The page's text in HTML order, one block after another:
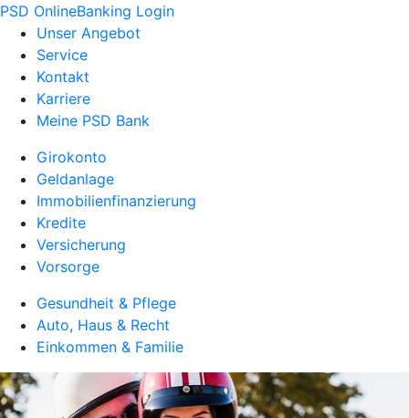
PSD OnlineBanking Login
Unser Angebot
Service
Kontakt
Karriere
Meine PSD Bank
Girokonto
Geldanlage
Immobilienfinanzierung
Kredite
Versicherung
Vorsorge
Gesundheit & Pflege
Auto, Haus & Recht
Einkommen & Familie